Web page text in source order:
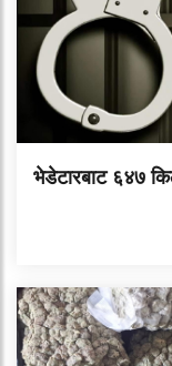
भेडेटारबाट ६४७